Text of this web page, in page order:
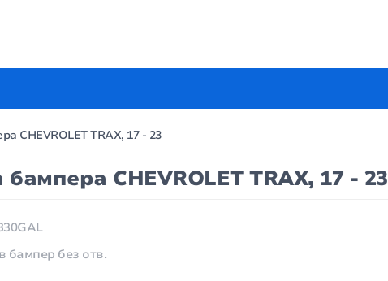
CHEVROLET TRAX, 17 - 23
CHEVROLET TRAX, 17 - 23
бампер без отв.